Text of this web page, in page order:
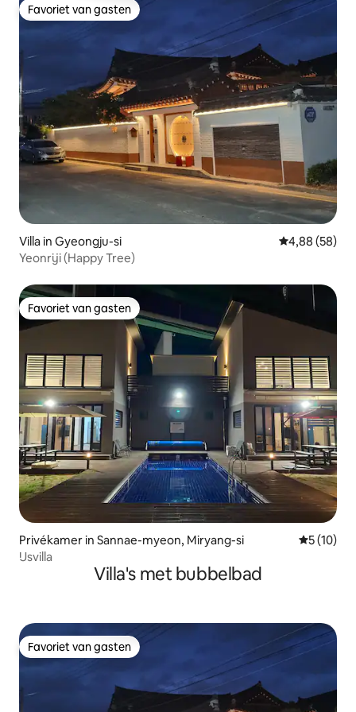
Favoriet van gasten
Favoriet van gasten
Villa in Gyeongju-si Gemiddelde
4,88 (58)
Yeonriji (Happy Tree)
Favoriet van gasten
Favoriet van gasten
Privékamer in Sannae-myeon, Miryang-si
5 (10)
IJsvilla
Villa's met bubbelbad
Favoriet van gasten
Favoriet van gasten